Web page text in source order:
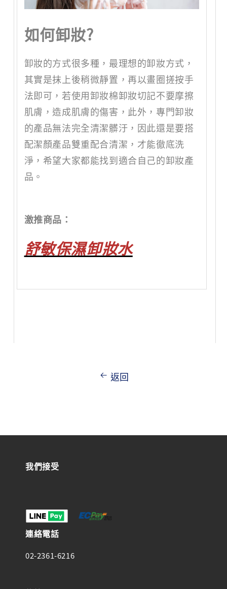
如何卸妝?
卸妝的方式很多種，最理想的卸妝方式，
其實是抹上後稍微靜置，再以畫圈搓按手
法即可，若使用卸妝棉卸妝切記不要摩擦
肌膚，造成肌膚的傷害，此外，專門卸妝
的產品無法完全清潔髒汙，因此還是要搭
配潔顏產品雙重配合清潔，才能徹底洗
淨，希望大家都能找到適合自己的卸妝產
品。
激推商品：
舒敏保濕卸妝水
返回
我們接受
連絡電話
02-2361-6216